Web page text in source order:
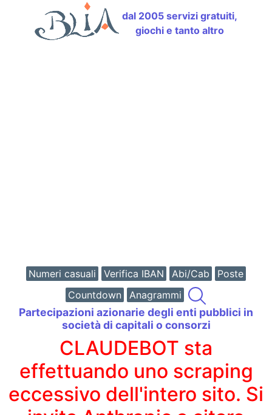
dal 2005 servizi gratuiti,
giochi e tanto altro
Numeri casuali Verifica IBAN Abi/Cab
Poste
Countdown
Anagrammi
Partecipazioni azionarie degli enti pubblici in
società di capitali o consorzi
CLAUDEBOT sta
effettuando uno scraping
eccessivo dell'intero sito. Si